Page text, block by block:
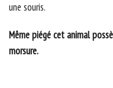
une souris.
Même piégé cet animal
morsure.